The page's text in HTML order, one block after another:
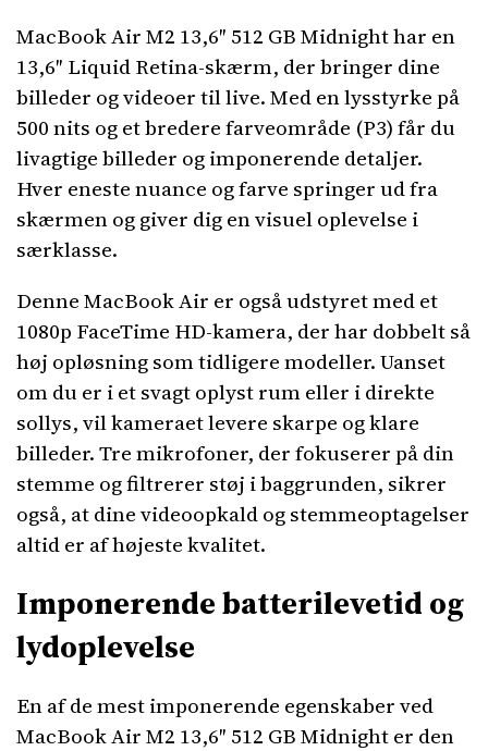
MacBook Air M2 13,6″ 512 GB Midnight har en
13,6″ Liquid Retina-skærm, der bringer dine
billeder og videoer til live. Med en lysstyrke på
500 nits og et bredere farveområde (P3) får du
livagtige billeder og imponerende detaljer.
Hver eneste nuance og farve springer ud fra
skærmen og giver dig en visuel oplevelse i
særklasse.
Denne MacBook Air er også udstyret med et
1080p FaceTime HD-kamera, der har dobbelt så
høj opløsning som tidligere modeller. Uanset
om du er i et svagt oplyst rum eller i direkte
sollys, vil kameraet levere skarpe og klare
billeder. Tre mikrofoner, der fokuserer på din
stemme og filtrerer støj i baggrunden, sikrer
også, at dine videoopkald og stemmeoptagelser
altid er af højeste kvalitet.
Imponerende batterilevetid og
lydoplevelse
En af de mest imponerende egenskaber ved
MacBook Air M2 13,6″ 512 GB Midnight er den